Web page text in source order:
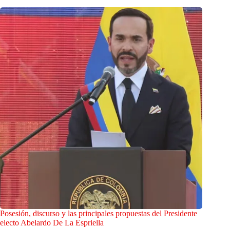
Posesión, discurso y las principales propuestas del Presidente
electo Abelardo De La Espriella